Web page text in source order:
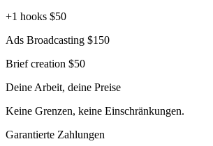
+1 hooks $50
Ads Broadcasting $150
Brief creation $50
Deine Arbeit, deine Preise
Keine Grenzen, keine Einschränkungen.
Garantierte Zahlungen